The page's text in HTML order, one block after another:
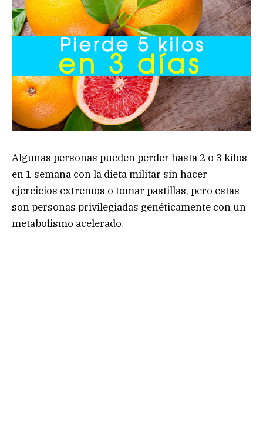
Algunas personas pueden perder hasta 2 o 3 kilos
en 1 semana con la dieta militar sin hacer
ejercicios extremos o tomar pastillas, pero estas
son personas privilegiadas genéticamente con un
metabolismo acelerado.